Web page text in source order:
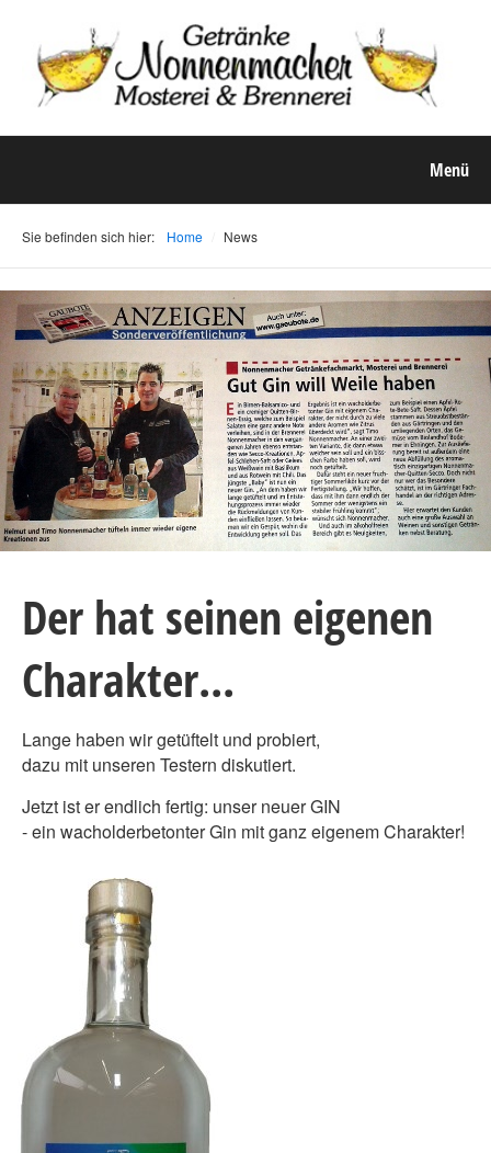
Menü
Sie befinden sich hier: Home News
Der hat seinen eigenen
Charakter...
Lange haben wir getüftelt und probiert,
dazu mit unseren Testern diskutiert.
Jetzt ist er endlich fertig: unser neuer GIN
- ein wacholderbetonter Gin mit ganz eigenem Charakter!